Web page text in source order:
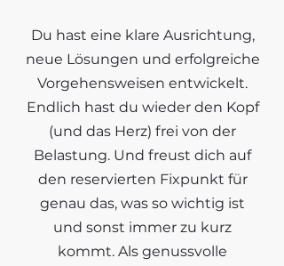
Du hast eine klare Ausrichtung,
neue Lösungen und erfolgreiche
Vorgehensweisen entwickelt.
Endlich hast du wieder den Kopf
(und das Herz) frei von der
Belastung. Und freust dich auf
den reservierten Fixpunkt für
genau das, was so wichtig ist
und sonst immer zu kurz
kommt. Als genussvolle